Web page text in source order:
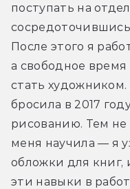
поступать на
После этого я
а свободное
стать художником.
бросила в 2017
рисованию. Тем не
меня научила — я
обложки для книг,
эти навыки в